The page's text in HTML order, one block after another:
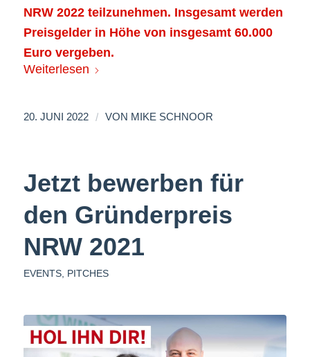
NRW 2022 teilzunehmen. Insgesamt werden
Preisgelder in Höhe von insgesamt 60.000
Euro vergeben.
Weiterlesen
20. JUNI 2022 / VON MIKE SCHNOOR
Jetzt bewerben für
den Gründerpreis
NRW 2021
EVENTS, PITCHES